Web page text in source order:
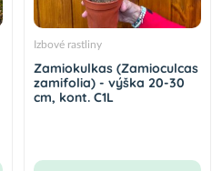
Izbové rastliny
Zamiokulkas (Zamioculcas
zamifolia) - výška 20-30
cm, kont. C1L